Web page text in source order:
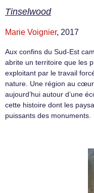
Tinselwood
Marie Voignier, 2017
Aux confins du Sud-Est
abrite un territoire que les
exploitant par le travail
nature. Une région au
aujourd’hui autour d’une
cette histoire dont les
puissants des monuments.